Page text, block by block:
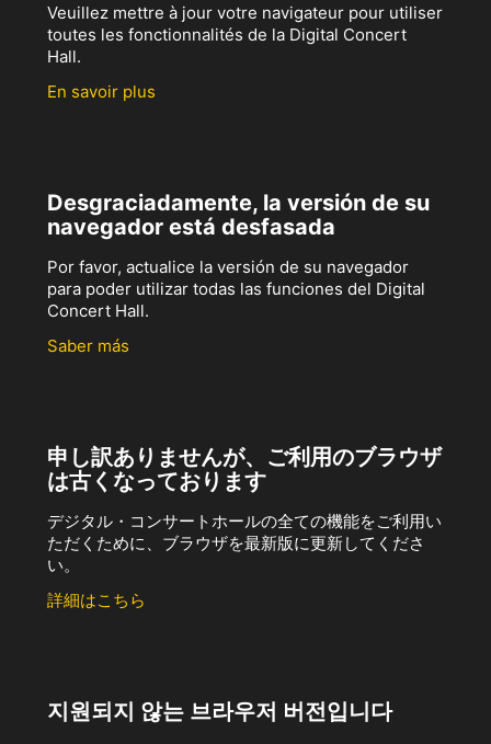
Veuillez mettre à jour votre navigateur pour utiliser
toutes les fonctionnalités de la Digital Concert
Hall.
En savoir plus
Desgraciadamente, la versión de su
navegador está desfasada
Por favor, actualice la versión de su navegador
para poder utilizar todas las funciones del Digital
Concert Hall.
Saber más
申し訳ありませんが、ご利用のブラウザ
は古くなっております
デジタル・コンサートホールの全ての機能をご利用い
ただくために、ブラウザを最新版に更新してくださ
い。
詳細はこちら
지원되지 않는 브라우저 버전입니다